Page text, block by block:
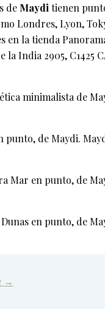
de Maydi tienen
Londres, Lyon,
en la tienda
la India 2905, C1425
minimalista de
punto, de Maydi.
Mar en punto, de
en punto, de
→